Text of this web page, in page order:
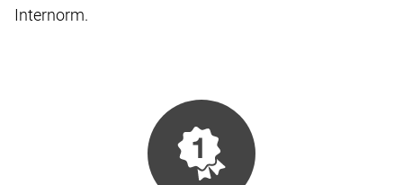
Internorm.